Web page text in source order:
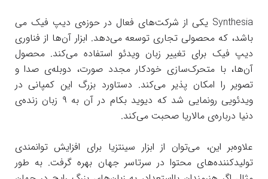
Synthesia یکی از شرکت‌های فعال در حوزه‌ی دیپ فیک می
باشد، که محصولی تجاری توسعه می‌دهد. ابزار آن‌ها از فناوری
دیپ فیک برای تغییر زبان ویدئو استفاده می‌کند. محصول
آن‌ها، با متحرک‌سازی خودکار مجدد صورت، دوبله‌ی صدا و
تصویر را امکان پذیر می‌کند. دستاورد بزرگ این کمپانی در
ویدئویی رونمایی شد که دیوید بکام در آن به ۹ زبان زنده‌ی
دنیا درباره‌ی مالاریا صحبت می‌کند.
علاوه‌بر این، می‌توان از ابزار سینتزیا برای افزایش توانمندی
تولیدکننده‌های محتوا در سرتاسر جهان بهره گرفت. به طور